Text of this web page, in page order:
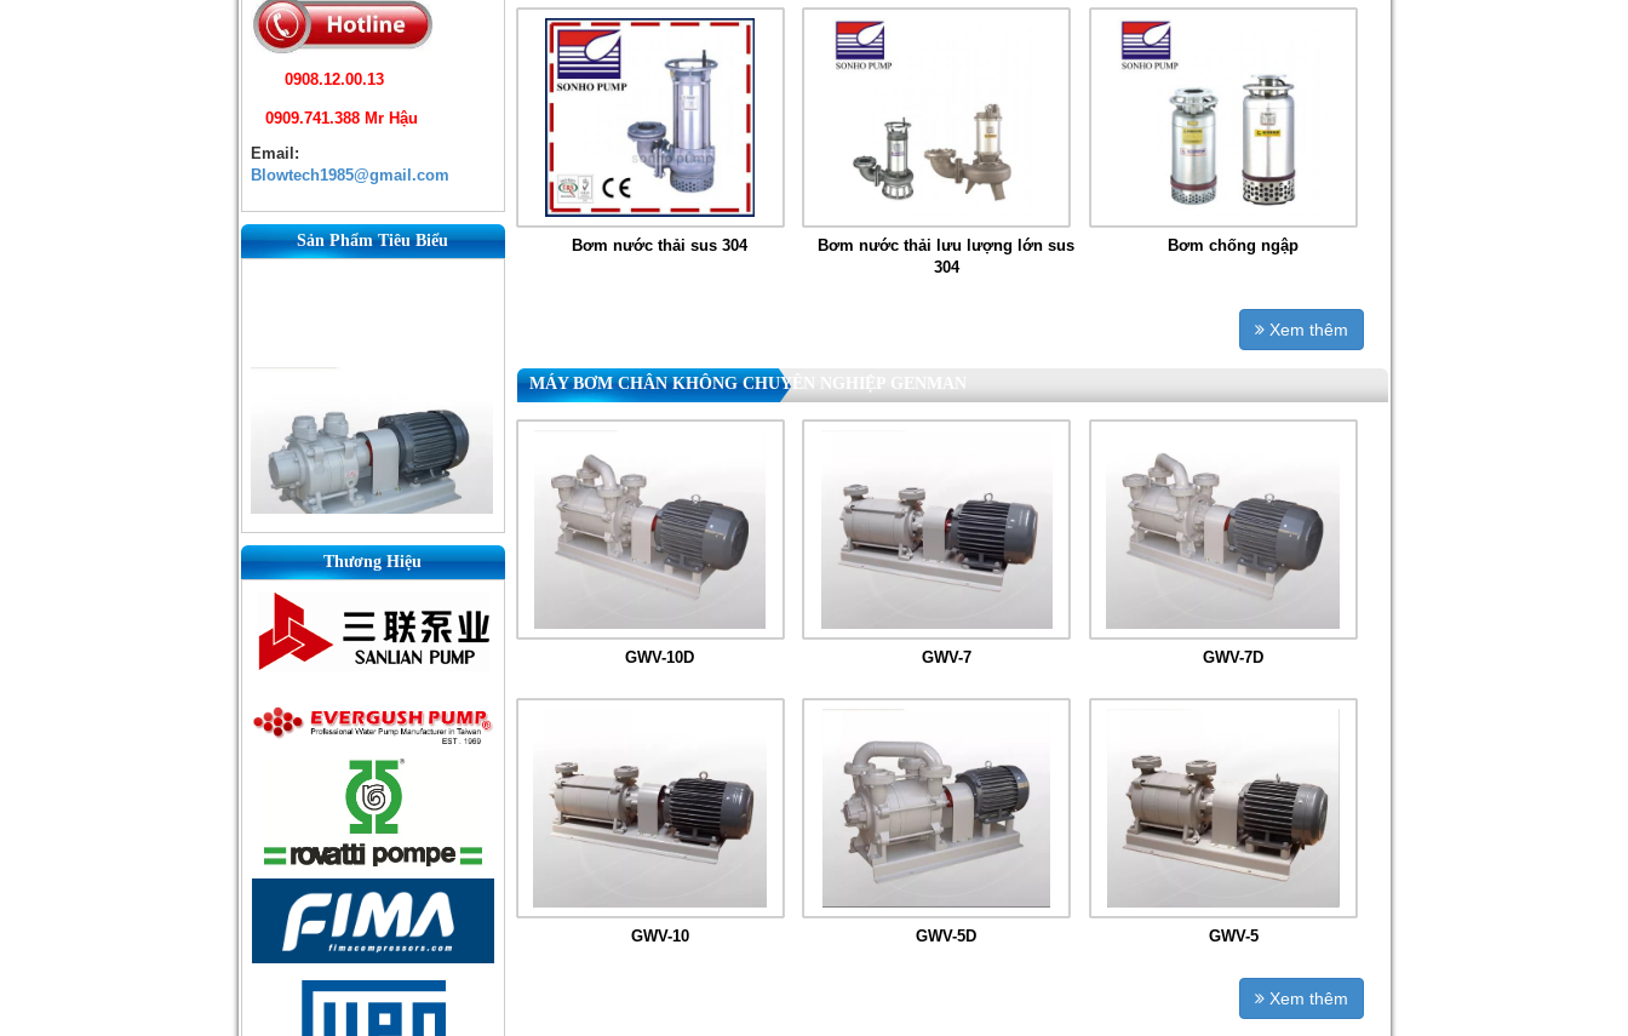
0908.12.00.13
0909.741.388 Mr Hậu
Email:
Blowtech1985@gmail.com
Sản Phẩm Tiêu Biểu
GW-1H
Thương Hiệu
Bơm nước thải sus 304
Bơm nước thải lưu lượng lớn sus
304
Bơm chống ngập
Xem thêm
MÁY BƠM CHÂN KHÔNG CHUYÊN NGHIỆP GENMAN
GWV-10D GWV-7 GWV-7D
GWV-10 GWV-5D GWV-5
Xem thêm